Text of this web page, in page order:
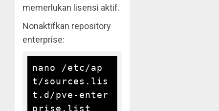
memerlukan lisensi aktif.
Nonaktifkan repository
enterprise:
nano /etc/ap
t/sources.lis
t.d/pve-enter